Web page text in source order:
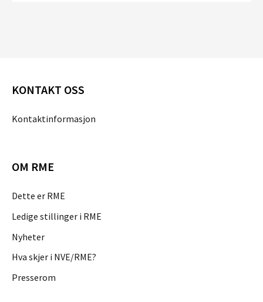
KONTAKT OSS
Kontaktinformasjon
OM RME
Dette er RME
Ledige stillinger i RME
Nyheter
Hva skjer i NVE/RME?
Presserom